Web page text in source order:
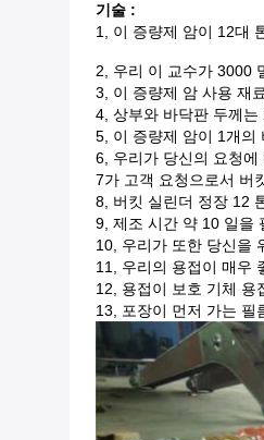
기술 :
1, 이 증량제 암이 12대
2, 우리 이 교수가 3000
3, 이 증량제 암 사용 재
4, 상부와 바닥판 두께는
5, 이 증량제 암이 1개의
6, 우리가 당신의 요청에
7가 고객 요청으로서 버
8, 버킷 실린더 정장 12
9, 제조 시간 약 10 일을
10, 우리가 또한 당신을
11, 우리의 용접이 매우
12, 용접이 보호 기체 용
13, 포장이 먼저 가는 필